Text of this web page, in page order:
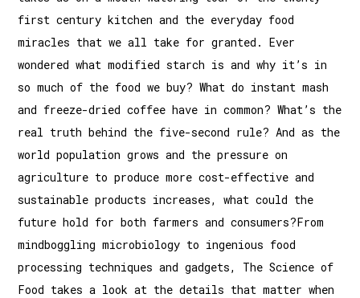
first century kitchen and the everyday food
miracles that we all take for granted. Ever
wondered what modified starch is and why it’s in
so much of the food we buy? What do instant mash
and freeze-dried coffee have in common? What’s the
real truth behind the five-second rule? And as the
world population grows and the pressure on
agriculture to produce more cost-effective and
sustainable products increases, what could the
future hold for both farmers and consumers?From
mindboggling microbiology to ingenious food
processing techniques and gadgets, The Science of
Food takes a look at the details that matter when